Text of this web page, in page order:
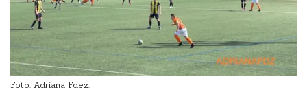
Foto: Adriana Fdez.